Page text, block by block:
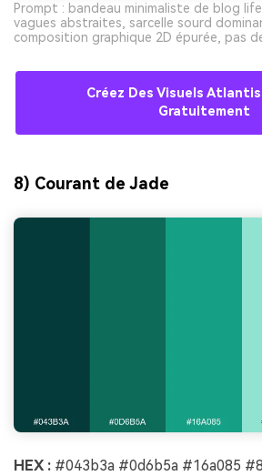
Prompt : bandeau minimaliste de blog
vagues abstraites, sarcelle sourd
composition graphique 2D épurée, pas
Créez Des Visuels Atlantis
Gratuitement
8) Courant de Jade
HEX : #043b3a #0d6b5a #16a085